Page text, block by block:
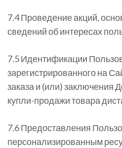
7.4 Проведение акций,
сведений об интересах
7.5 Идентификации
зарегистрированного на
заказа и (или) заключения
купли-продажи товара
7.6 Предоставления
персонализированным